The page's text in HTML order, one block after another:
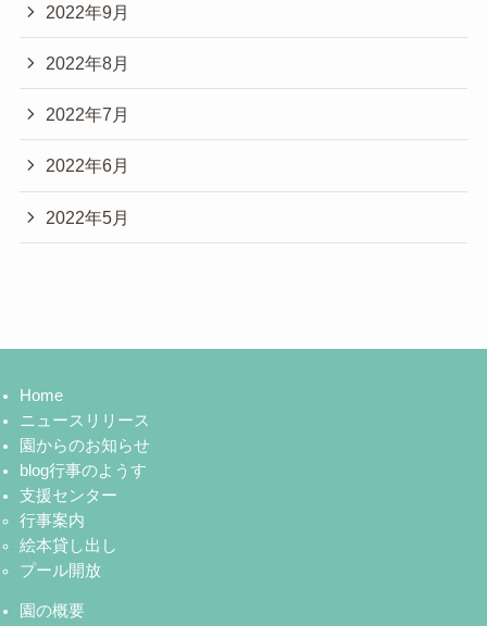
2022年9月
2022年8月
2022年7月
2022年6月
2022年5月
Home
ニュースリリース
園からのお知らせ
blog行事のようす
支援センター
行事案内
絵本貸し出し
プール開放
園の概要